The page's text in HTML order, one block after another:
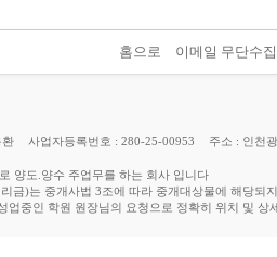
홈으로 이메일 무단수
환 사업자등록번호 : 280-25-00953 주소 : 인천
양도.양수 주업무를 하는 회사 입니다
금)는 중개사법 3조에 따라 중개대상물에 해당되
업중인 학원 원장님의 요청으로 정확히 위치 및